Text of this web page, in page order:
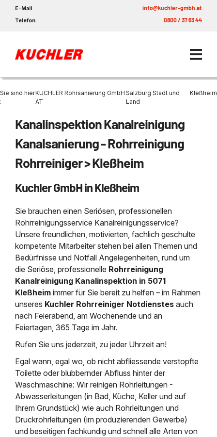
E-Mail info@kuchler-gmbh.at
Telefon 0800 / 37 63 44
Rohrsanierung
Rohrsanierung
Nachhaltigkeit & Umwelt
Kontakt
Sie sind hier
:
KUCHLER Rohrsanierung GmbH
AT
Salzburg Stadt und
Land
Kleßheim
Kanalinspektion Kanalreinigung
Kanalsanierung - Rohrreinigung
Rohrreiniger > Kleßheim
Kuchler GmbH in Kleßheim
Sie brauchen einen Seriösen, professionellen
Rohrreinigungsservice Kanalreinigungsservice?
Unsere freundlichen, motivierten, fachlich geschulte
kompetente Mitarbeiter stehen bei allen Themen und
Bedürfnisse und Notfall Angelegenheiten, rund um
die Seriöse, professionelle Rohrreinigung
Kanalreinigung Kanalinspektion in 5071
Kleßheimimmer für Sie bereit zu helfen – im Rahmen
unseres Kuchler Rohrreiniger Notdienstes auch
nach Feierabend, am Wochenende und an
Feiertagen, 365 Tage im Jahr.
Rufen Sie uns jederzeit, zu jeder Uhrzeit an!
Egal wann, egal wo, ob nicht abfliessende verstopfte
Toilette oder blubbernder Abfluss hinter der
Waschmaschine: Wir reinigen Rohrleitungen -
Abwasserleitungen (in Bad, Küche, Keller und auf
Ihrem Grundstück) wie auch Rohrleitungen und
Druckrohrleitungen (im produzierenden Gewerbe)
und beseitigen fachkundig und schnell alle Arten von